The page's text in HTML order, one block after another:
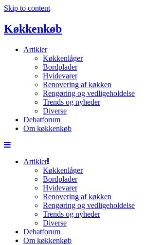
Skip to content
Køkkenkøb
Artikler
Køkkenlåger
Bordplader
Hvidevarer
Renovering af køkken
Rengøring og vedligeholdelse
Trends og nyheder
Diverse
Debatforum
Om køkkenkøb
Artikler
Køkkenlåger
Bordplader
Hvidevarer
Renovering af køkken
Rengøring og vedligeholdelse
Trends og nyheder
Diverse
Debatforum
Om køkkenkøb